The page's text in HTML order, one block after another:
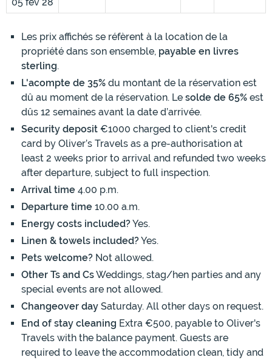
05 fév 28
Les prix affichés se réfèrent à la location de la
propriété dans son ensemble, payable en livres
sterling.
L'acompte de 35% du montant de la réservation est
dû au moment de la réservation. Le solde de 65% est
dûs 12 semaines avant la date d’arrivée.
Security deposit €1000 charged to client's credit
card by Oliver’s Travels as a pre-authorisation at
least 2 weeks prior to arrival and refunded two weeks
after departure, subject to full inspection.
Arrival time 4.00 p.m.
Departure time 10.00 a.m.
Energy costs included?Yes.
Linen & towels included?Yes.
Pets welcome? Not allowed.
Other Ts and CsWeddings, stag/hen parties and any
special events are not allowed.
Changeover day Saturday. All other days on request.
End of stay cleaning Extra €500, payable to Oliver's
Travels with the balance payment. Guests are
required to leave the accommodation clean, tidy and